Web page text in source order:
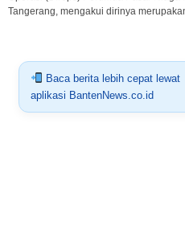
Tangerang, mengakui dirinya
Baca berita lebih cepat lewat
aplikasi BantenNews.co.id